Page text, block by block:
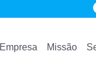
Empresa Missão